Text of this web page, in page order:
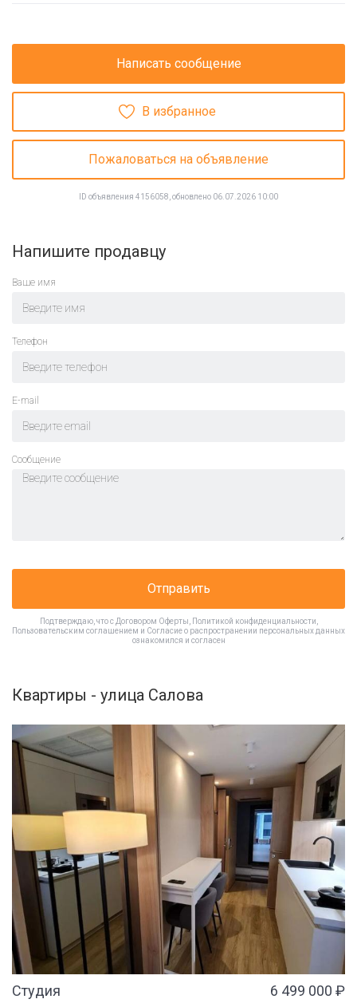
Написать сообщение
В избранное
Пожаловаться на объявление
ID объявления 4156058, обновлено 06.07.2026 10:00
Напишите продавцу
Ваше имя
Телефон
E-mail
Cообщение
Отправить
Подтверждаю, что с Договором Оферты Политикой конфиденциальности
Пользовательским соглашением и Согласие о распространении персональных данных
ознакомился и согласен
Квартиры - улица Салова
Студия 6 499 000 ₽